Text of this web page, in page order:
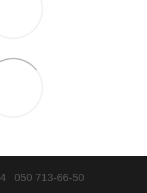
050 713-66-50